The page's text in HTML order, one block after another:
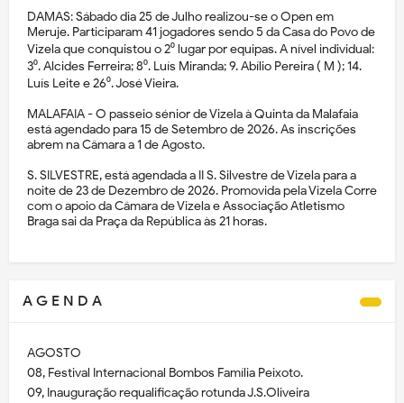
DAMAS: Sábado dia 25 de Julho realizou-se o Open em
Meruje. Participaram 41 jogadores sendo 5 da Casa do Povo de
Vizela que conquistou o 2⁰ lugar por equipas. A nível individual:
3⁰. Alcides Ferreira; 8⁰. Luís Miranda; 9. Abílio Pereira ( M ); 14.
Luís Leite e 26⁰. José Vieira.
MALAFAIA - O passeio sénior de Vizela à Quinta da Malafaia
está agendado para 15 de Setembro de 2026. As inscrições
abrem na Câmara a 1 de Agosto.
S. SILVESTRE, está agendada a II S. Silvestre de Vizela para a
noite de 23 de Dezembro de 2026. Promovida pela Vizela Corre
com o apoio da Câmara de Vizela e Associação Atletismo
Braga sai da Praça da República às 21 horas.
A G E N D A
AGOSTO
08, Festival Internacional Bombos Família Peixoto.
09, Inauguração requalificação rotunda J.S.Oliveira